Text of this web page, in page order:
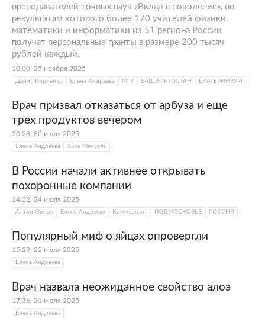
преподавателей точных наук «Вклад в поколение», по
результатам которого более 170 учителей физики,
математики и информатики из 51 региона России
получат персональные гранты в размере 200 тысяч
рублей каждый.
10:00, 25 ноября 2025
Денис Кириенко Елена Андреева МГУ БАШКОРТОСТАН ЕКАТЕРИНБУРГ
Врач призвал отказаться от арбуза и еще
трех продуктов вечером
20:28, 30 июля 2025
Елена Андреева Хосе Мануэль
В России начали активнее открывать
похоронные компании
14:32, 24 июля 2025
Антон Орлов Елена Андреева Коммерсант ПОДМОСКОВЬЕ РОССИЯ
Популярный миф о яйцах опровергли
15:29, 22 июля 2025
Елена Андреева
Врач назвала неожиданное свойство алоэ
17:36, 21 июля 2025
Елена Андреева